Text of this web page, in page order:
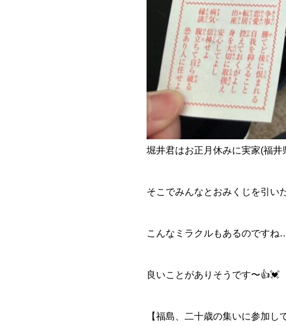
堀井君はお正月休みに実家(福
そこでみんなとおみくじを引い
こんなミラクルもあるのですね
良いことがありそうです〜👍💓
【福島、二十歳の集いに参加し